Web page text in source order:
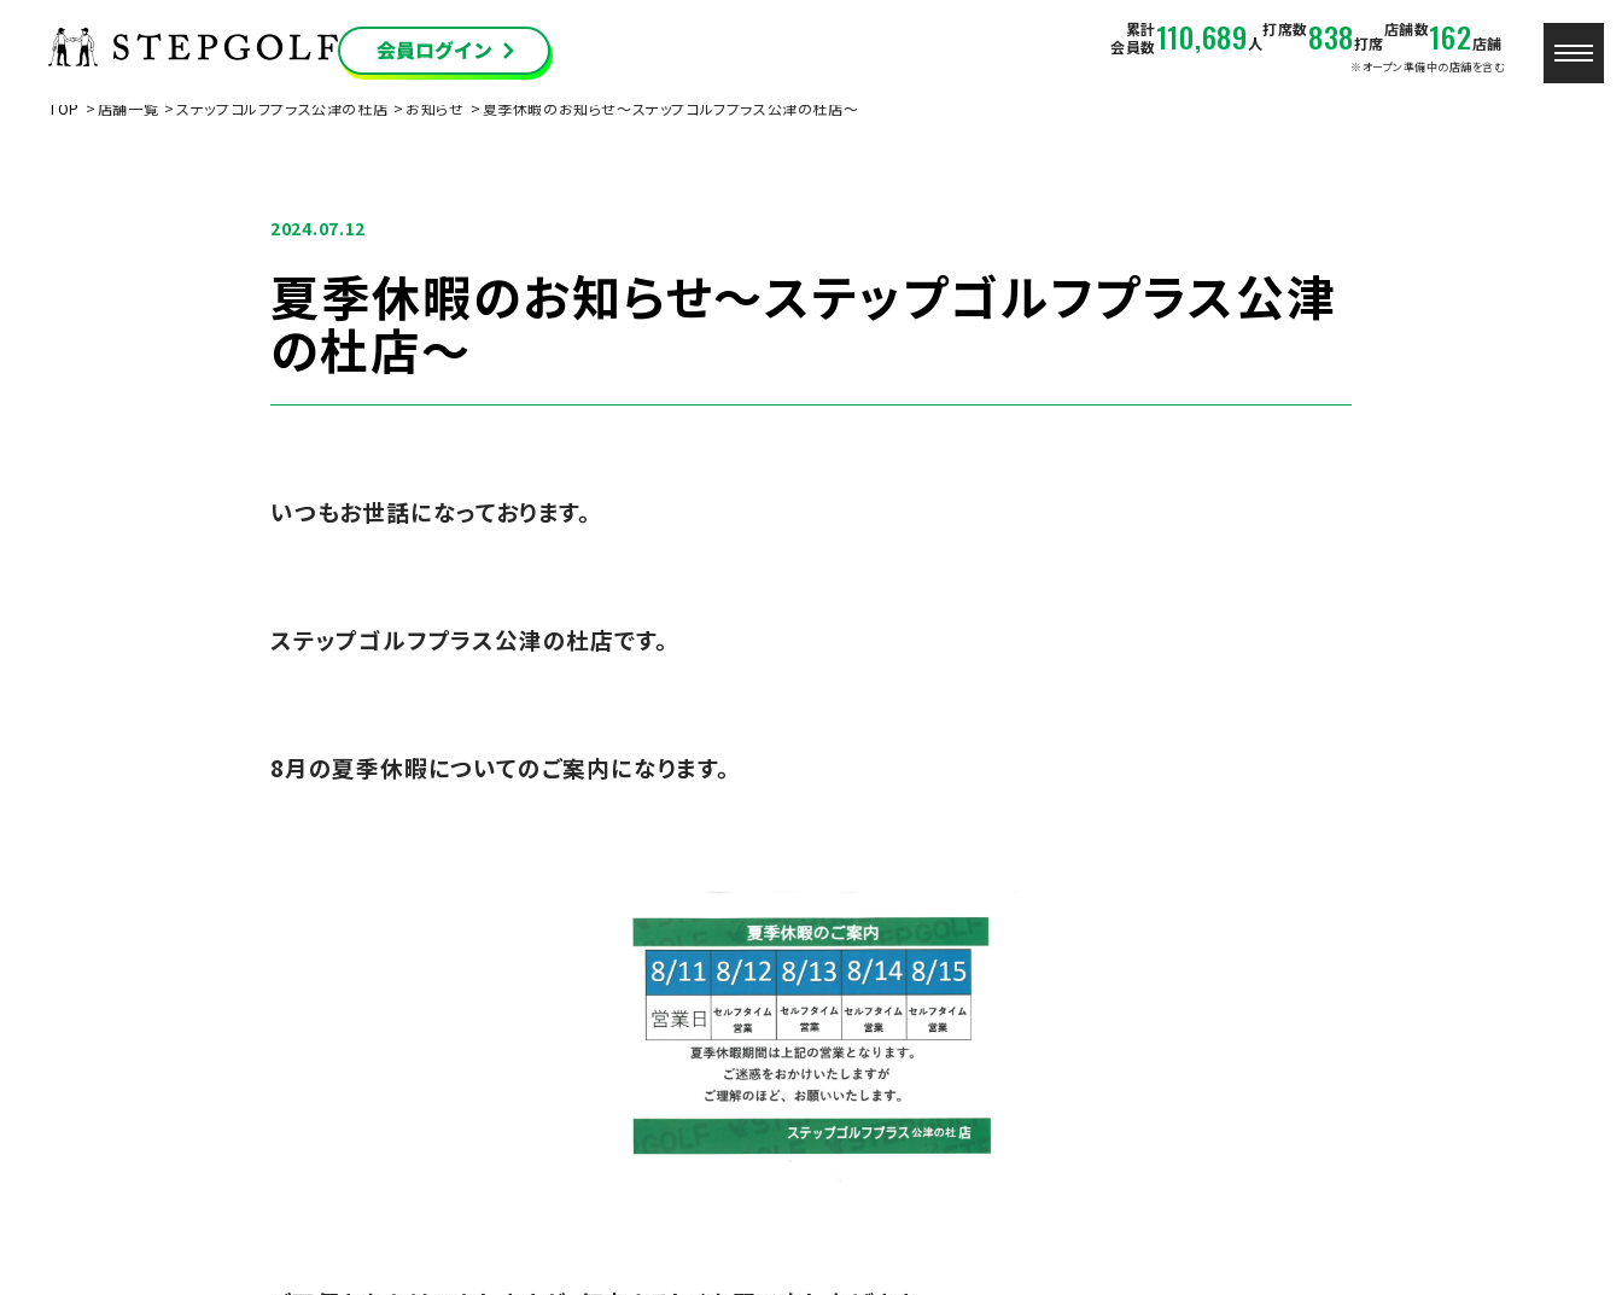
累計
会員数110,689 人
打席数838打席
店舗数162店舗
※オープン準備中の店舗を含む
TOP 店舗一覧 ステップゴルフプラス公津の杜店 お知らせ 夏季休暇のお知らせ～ステップゴルフプラス公津の杜店～
2024.07.12
夏季休暇のお知らせ～ステップゴルフプラス公津
の杜店～
いつもお世話になっております。
ステップゴルフプラス公津の杜店です。
8月の夏季休暇についてのご案内になります。